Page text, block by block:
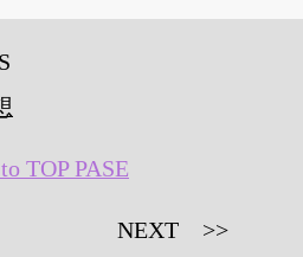
TOP PASE
NEXT >>